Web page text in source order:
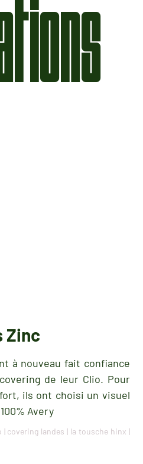
Zinc
à nouveau fait confiance
de leur Clio. Pour
ils ont choisi un visuel
Avery
| covering landes | la tousche hinx |